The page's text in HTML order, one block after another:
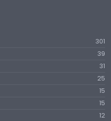
301
39
31
25
15
15
12